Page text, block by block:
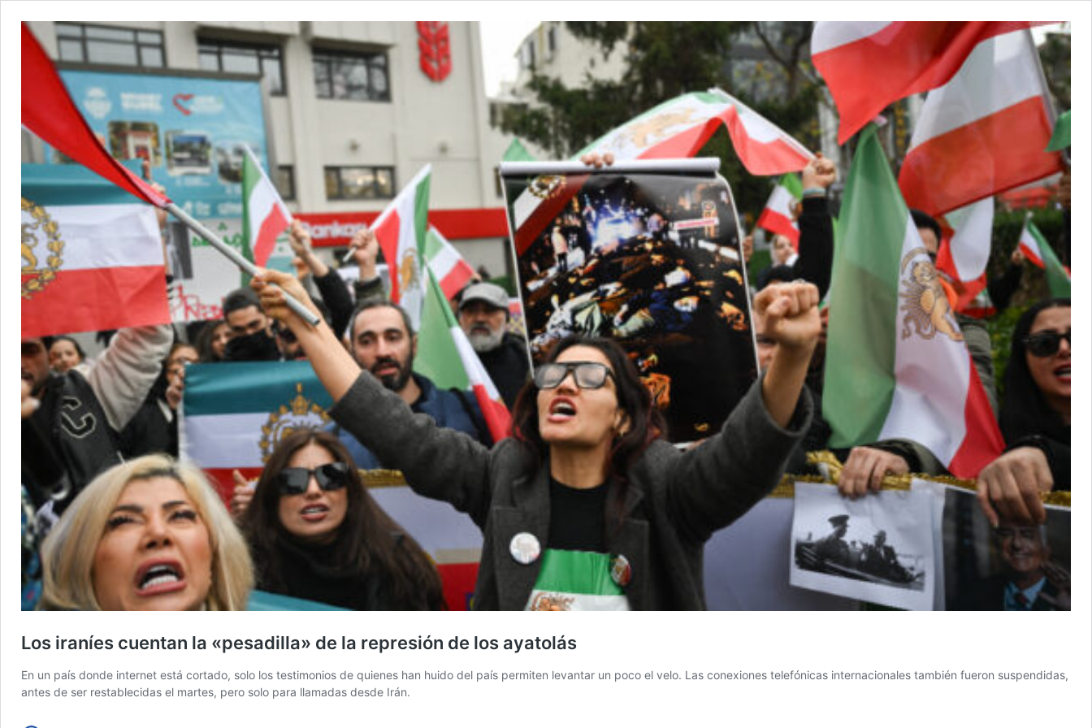
Los iraníes cuentan la «pesadilla» de la represión de los ayatolás
En un país donde internet está cortado, solo los testimonios de quienes han huido del país permiten levantar un poco el velo. Las conexiones telefónicas internacionales también fueron suspendidas,
antes de ser restablecidas el martes, pero solo para llamadas desde Irán.